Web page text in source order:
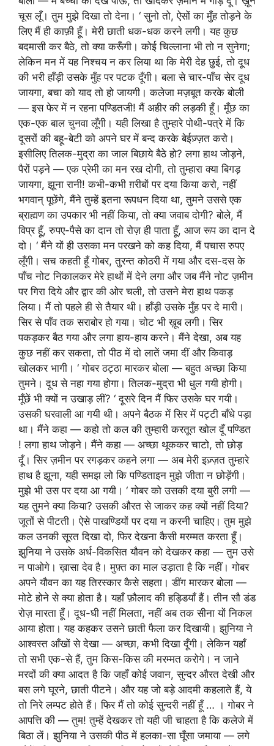
चूस लूँ। तुम मुझे दिखा तो देना। ‘ सुनो तो, ऐसों का मुँह तोड़ने के
लिए मैं ही काफ़ी हूँ। मेरी छाती धक-धक करने लगी। यह कुछ
बदमासी कर बैठे, तो क्या करूँगी। कोई चिल्लाना भी तो न सुनेगा;
लेकिन मन में यह निश्चय न कर लिया था कि मेरी देह छुई, तो दूध
की भरी हाँड़ी उसके मुँह पर पटक दूँगी। बला से चार-पाँच सेर दूध
जायगा, बचा को याद तो हो जायगी। कलेजा मज़बूत करके बोली
— इस फेर में न रहना पण्डितजी! मैं अहीर की लड़की हूँ। मूँछ का
एक-एक बाल चुनवा लूँगी। यही लिखा है तुम्हारे पोथी-पत्रे में कि
दूसरों की बहू-बेटी को अपने घर में बन्द करके बेईज़्ज़त करो।
इसीलिए तिलक-मुद्रा का जाल बिछाये बैठे हो? लगा हाथ जोड़ने,
पैरों पड़ने — एक प्रेमी का मन रख दोगी, तो तुम्हारा क्या बिगड़
जायगा, झूना रानी! कभी-कभी ग़रीबों पर दया किया करो, नहीं
भगवान् पूछेंगे, मैंने तुम्हें इतना रूपधन दिया था, तुमने उससे एक
ब्राह्मण का उपकार भी नहीं किया, तो क्या जवाब दोगी? बोले, मैं
विप्र हूँ, रुपए-पैसे का दान तो रोज़ ही पाता हूँ, आज रूप का दान दे
दो। ‘ मैंने यों ही उसका मन परखने को कह दिया, मैं पचास रुपए
लूँगी। सच कहती हूँ गोबर, तुरन्त कोठरी में गया और दस-दस के
पाँच नोट निकालकर मेरे हाथों में देने लगा और जब मैंने नोट ज़मीन
पर गिरा दिये और द्वार की ओर चली, तो उसने मेरा हाथ पकड़
लिया। मैं तो पहले ही से तैयार थी। हाँड़ी उसके मुँह पर दे मारी।
सिर से पाँव तक सराबोर हो गया। चोट भी ख़ूब लगी। सिर
पकड़कर बैठ गया और लगा हाय-हाय करने। मैंने देखा, अब यह
कुछ नहीं कर सकता, तो पीठ में दो लातें जमा दीं और किवाड़
खोलकर भागी। ‘ गोबर ठट्ठा मारकर बोला — बहुत अच्छा किया
तुमने। दूध से नहा गया होगा। तिलक-मुद्रा भी धुल गयी होगी।
मूँछें भी क्यों न उखाड़ लीं? ‘ दूसरे दिन मैं फिर उसके घर गयी।
उसकी घरवाली आ गयी थी। अपने बैठक में सिर में पट्टी बाँधे पड़ा
था। मैंने कहा — कहो तो कल की तुम्हारी करतूत खोल दूँ पण्डित
! लगा हाथ जोड़ने। मैंने कहा — अच्छा थूककर चाटो, तो छोड़
दूँ। सिर ज़मीन पर रगड़कर कहने लगा — अब मेरी इज़्ज़त तुम्हारे
हाथ है झूना, यही समझ लो कि पण्डिताइन मुझे जीता न छोड़ेंगी।
मुझे भी उस पर दया आ गयी। ‘ गोबर को उसकी दया बुरी लगी —
यह तुमने क्या किया? उसकी औरत से जाकर कह क्यों नहीं दिया?
जूतों से पीटती। ऐसे पाखण्डियों पर दया न करनी चाहिए। तुम मुझे
कल उनकी सूरत दिखा दो, फिर देखना कैसी मरम्मत करता हूँ।
झुनिया ने उसके अर्ध-विकसित यौवन को देखकर कहा — तुम उसे
न पाओगे। ख़ासा देव है। मुफ़्त का माल उड़ाता है कि नहीं। गोबर
अपने यौवन का यह तिरस्कार कैसे सहता। डींग मारकर बोला —
मोटे होने से क्या होता है। यहाँ फ़ौलाद की हड्डियाँ हैं। तीन सौ डंड
रोज़ मारता हूँ। दूध-घी नहीं मिलता, नहीं अब तक सीना यों निकल
आया होता। यह कहकर उसने छाती फैला कर दिखायी। झुनिया ने
आश्वस्त आँखों से देखा — अच्छा, कभी दिखा दूँगी। लेकिन यहाँ
तो सभी एक-से हैं, तुम किस-किस की मरम्मत करोगे। न जाने
मरदों की क्या आदत है कि जहाँ कोई जवान, सुन्दर औरत देखी और
बस लगे घूरने, छाती पीटने। और यह जो बड़े आदमी कहलाते हैं, ये
तो निरे लम्पट होते हैं। फिर मैं तो कोई सुन्दरी नहीं हूँ … । गोबर ने
आपत्ति की — तुम! तुम्हें देखकर तो यही जी चाहता है कि कलेजे में
बिठा लें। झुनिया ने उसकी पीठ में हलका-सा घूँसा जमाया — लगे